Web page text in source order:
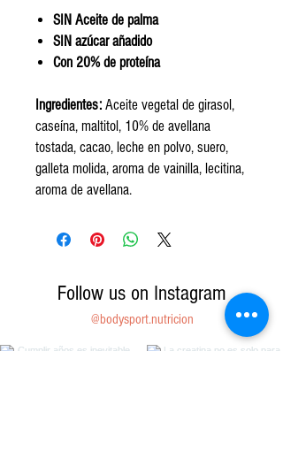
SIN Aceite de palma
SIN azúcar añadido
Con 20% de proteína
Ingredientes: Aceite vegetal de girasol,
caseína, maltitol, 10% de avellana
tostada, cacao, leche en polvo, suero,
galleta molida, aroma de vainilla, lecitina,
aroma de avellana.
Follow us on Instagram
@bodysport.nutricion